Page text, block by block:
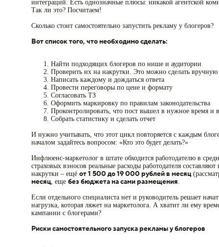
интеграций. Есть однозначные плюсы: никакой агентской
Так ли это? Посчитаем!
Сколько стоит самостоятельно запустить рекламу у блогеров?
Вот список того, что необходимо сделать:
Найти подходящих блогеров по нише и аудитории
Проверить их на накрутки. Это можно сделать
Написать каждому и дождаться ответа
Провести переговоры по цене и формату
Согласовать ТЗ
Оформить маркировку по правилам законодательства
Проконтролировать, что пост вышел в нужное время и
Собрать статистику и сделать отчет
И нужно учитывать, что этот цикл повторяется с каждым
началом задайтесь вопросом: «Кто это будет делать?»
Инфлюенс-маркетолог в штате обходится работодателю в
страховых взносов реальные расходы работодателя
накрутки – ещё от 1 500 до 19 000 рублей в месяц
месяц, еще без бюджета на сами размещения.
Если отдельного специалиста нет и руководитель решает
нагрузка, которая ляжет на маркетолога. А хватит ли ему
кампании с блогерами?
Риски самостоятельного запуска рекламы у блогеров